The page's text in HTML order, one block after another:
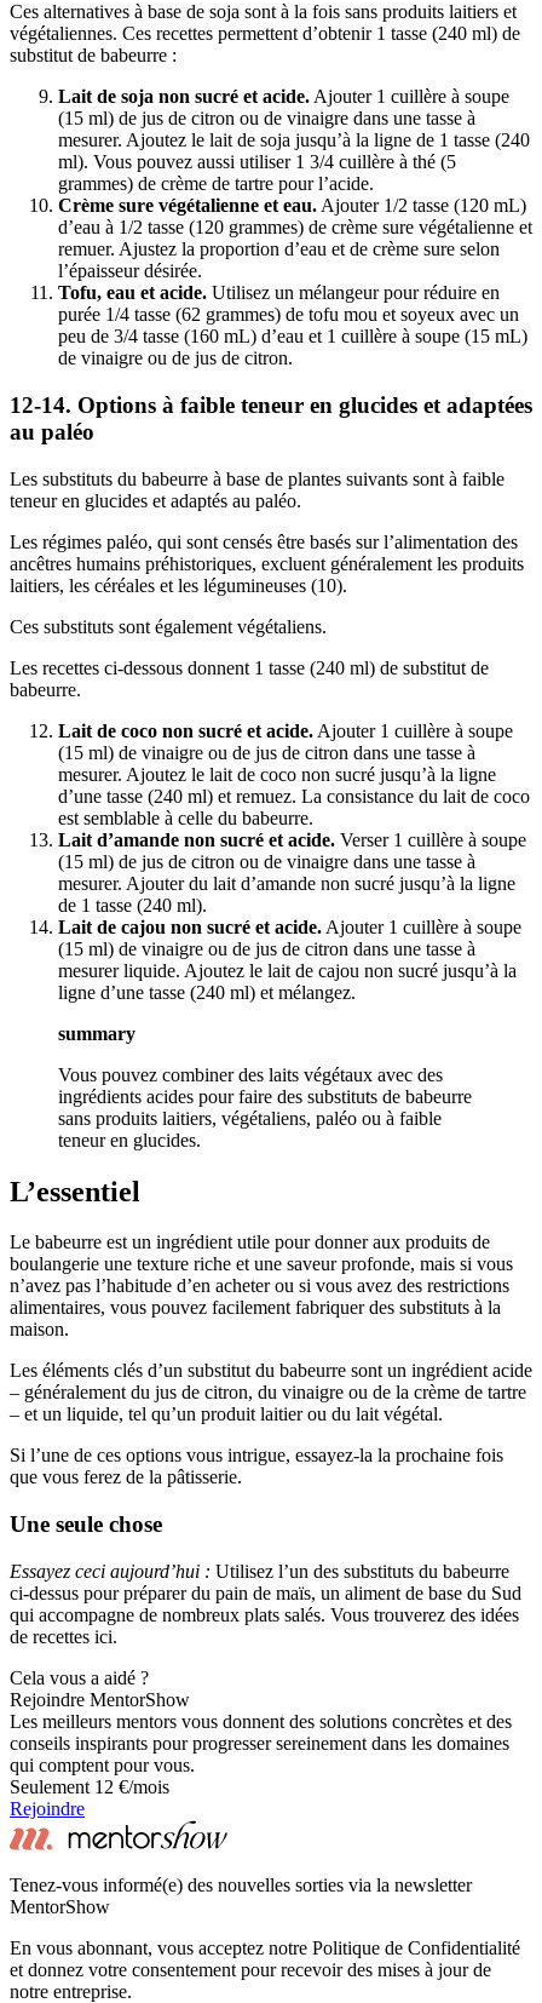
Ces alternatives à base de soja sont à la fois sans produits laitiers et
végétaliennes. Ces recettes permettent d’obtenir 1 tasse (240 ml) de
substitut de babeurre :
Lait de soja non sucré et acide. Ajouter 1 cuillère à soupe
(15 ml) de jus de citron ou de vinaigre dans une tasse à
mesurer. Ajoutez le lait de soja jusqu’à la ligne de 1 tasse (240
ml). Vous pouvez aussi utiliser 1 3/4 cuillère à thé (5
grammes) de crème de tartre pour l’acide.
Crème sure végétalienne et eau. Ajouter 1/2 tasse (120 mL)
d’eau à 1/2 tasse (120 grammes) de crème sure végétalienne et
remuer. Ajustez la proportion d’eau et de crème sure selon
l’épaisseur désirée.
Tofu, eau et acide. Utilisez un mélangeur pour réduire en
purée 1/4 tasse (62 grammes) de tofu mou et soyeux avec un
peu de 3/4 tasse (160 mL) d’eau et 1 cuillère à soupe (15 mL)
de vinaigre ou de jus de citron.
12-14. Options à faible teneur en glucides et adaptées
au paléo
Les substituts du babeurre à base de plantes suivants sont à faible
teneur en glucides et adaptés au paléo.
Les régimes paléo, qui sont censés être basés sur l’alimentation des
ancêtres humains préhistoriques, excluent généralement les produits
laitiers, les céréales et les légumineuses (10).
Ces substituts sont également végétaliens.
Les recettes ci-dessous donnent 1 tasse (240 ml) de substitut de
babeurre.
Lait de coco non sucré et acide. Ajouter 1 cuillère à soupe
(15 ml) de vinaigre ou de jus de citron dans une tasse à
mesurer. Ajoutez le lait de coco non sucré jusqu’à la ligne
d’une tasse (240 ml) et remuez. La consistance du lait de coco
est semblable à celle du babeurre.
Lait d’amande non sucré et acide. Verser 1 cuillère à soupe
(15 ml) de jus de citron ou de vinaigre dans une tasse à
mesurer. Ajouter du lait d’amande non sucré jusqu’à la ligne
de 1 tasse (240 ml).
Lait de cajou non sucré et acide. Ajouter 1 cuillère à soupe
(15 ml) de vinaigre ou de jus de citron dans une tasse à
mesurer liquide. Ajoutez le lait de cajou non sucré jusqu’à la
ligne d’une tasse (240 ml) et mélangez.
summary
Vous pouvez combiner des laits végétaux avec des
ingrédients acides pour faire des substituts de babeurre
sans produits laitiers, végétaliens, paléo ou à faible
teneur en glucides.
L’essentiel
Le babeurre est un ingrédient utile pour donner aux produits de
boulangerie une texture riche et une saveur profonde, mais si vous
n’avez pas l’habitude d’en acheter ou si vous avez des restrictions
alimentaires, vous pouvez facilement fabriquer des substituts à la
maison.
Les éléments clés d’un substitut du babeurre sont un ingrédient acide
– généralement du jus de citron, du vinaigre ou de la crème de tartre
– et un liquide, tel qu’un produit laitier ou du lait végétal.
Si l’une de ces options vous intrigue, essayez-la la prochaine fois
que vous ferez de la pâtisserie.
Une seule chose
Essayez ceci aujourd’hui : Utilisez l’un des substituts du babeurre
ci-dessus pour préparer du pain de maïs, un aliment de base du Sud
qui accompagne de nombreux plats salés. Vous trouverez des idées
de recettes ici.
Cela vous a aidé ?
Rejoindre MentorShow
Les meilleurs mentors vous donnent des solutions concrètes et des
conseils inspirants pour progresser sereinement dans les domaines
qui comptent pour vous.
Seulement 12 €/mois
Rejoindre
Tenez-vous informé(e) des nouvelles sorties via la newsletter
MentorShow
En vous abonnant, vous acceptez notre Politique de Confidentialité
et donnez votre consentement pour recevoir des mises à jour de
notre entreprise.